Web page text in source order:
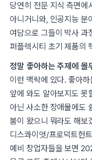
당연히 전문 지식 측면에
아니거니와, 인공지능 분
여담으로 그들이 박사 과
퍼플렉시티 초기 제품의
정말 좋아하는 주제에 몰
이런 맥락에 있다. 좋아
앞에 와도 알아보지도 못
아닌 사소한 장애물에도
붐이 왔으니 뭐라도 해보
디스콰이엇/프로덕트헌
예비 창업자들을 보면